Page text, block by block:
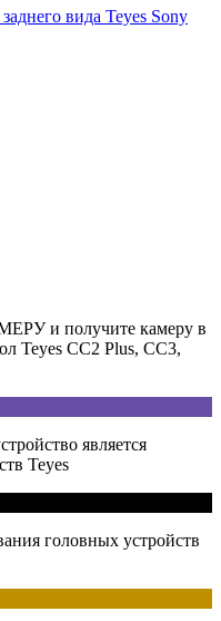
вида Teyes Sony
и получите камеру в
Teyes CC2 Plus, CC3,
является
Teyes
головных устройств